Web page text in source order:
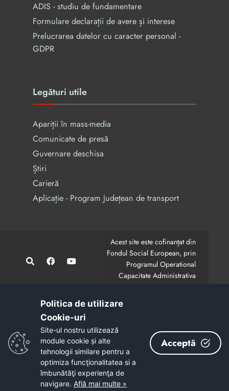
ADIS - studiu de fundamentare
Formulare declarații de avere și interese
Prelucrarea datelor cu caracter personal -
GDPR
Legături utile
Apariții în mass-media
Comunicate de presă
Guvernare deschisa
Știri
Carieră
Aplicație - Program Județean de transport
Acest site este cofinanțat din
Fondul Social European, prin
Programul Operational
Capacitate Administrativa
CodMySmis/Sipoca: 128880/652;
Conținutul acestui site web nu reprezintă în mod
obligatoriu poziția oficială a Uniunii Europene.
Întreaga responsabilitate asupra corectitudinii și
coerenței informațiilor prezentate revine inițiatorilor site-
Copyright © 2026 - Consiliul Județean Bacău
Politica de utilizare
Cookie-uri‎
Site-ul nostru utilizează
module cookie și alte
tehnologii similare pentru a
optimiza funcţionalitatea si a
îmbunătăţi experienţa de
navigare. Află mai multe »
Acceptă